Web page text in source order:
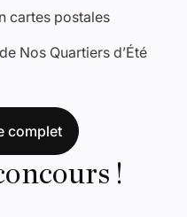
cartes postales
de Nos Quartiers d’Été
complet
!